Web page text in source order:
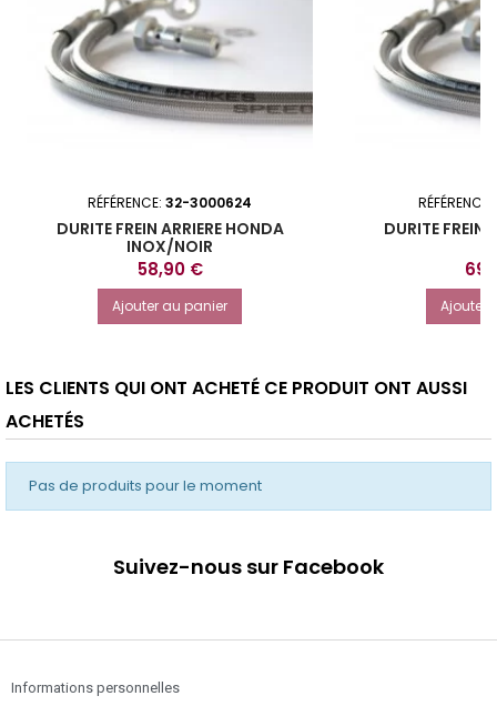
RÉFÉRENCE: 32-3000624
DURITE FREIN ARRIERE HONDA
INOX/NOIR
Prix
58,90 €
Ajouter au panier
RÉFÉRENCE:
DURITE FREIN
Prix
Ajouter
LES CLIENTS QUI ONT ACHETÉ CE PRODUIT ONT AUSSI
ACHETÉS
Pas de produits pour le moment
Suivez-nous sur Facebook
Informations personnelles